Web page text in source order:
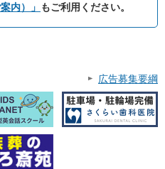
内）」 もご利用ください。
広告募集要綱